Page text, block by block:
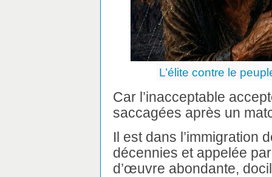
L’élite contre le
Car l’inacceptable
saccagées après un
Il est dans l’immigration
décennies et appelée
d’œuvre abondante,